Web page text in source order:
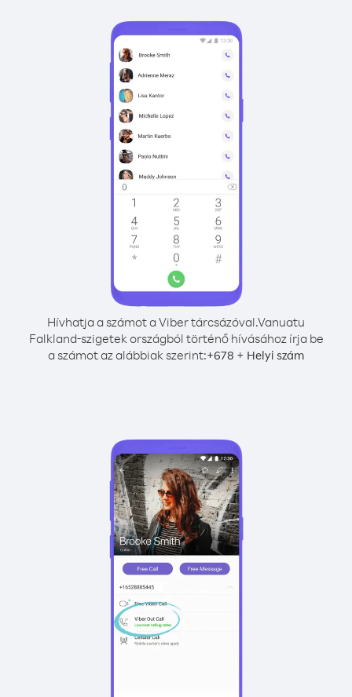
Hívhatja a számot a Viber tárcsázóval.Vanuatu
Falkland-szigetek országból történő hívásához írja be
a számot az alábbiak szerint:+678 + Helyi szám